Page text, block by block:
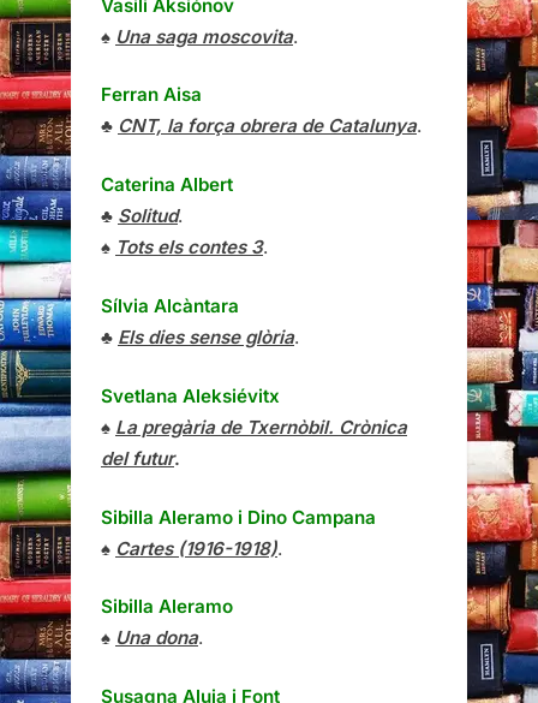
Vasili Aksiónov
♠ Una saga moscovita.
Ferran Aisa
♣ CNT, la força obrera de Catalunya.
Caterina Albert
♣ Solitud.
♠ Tots els contes 3.
Sílvia Alcàntara
♣ Els dies sense glòria.
Svetlana Aleksiévitx
♠ La pregària de Txernòbil. Crònica
del futur.
Sibilla Aleramo i Dino Campana
♠ Cartes (1916-1918).
Sibilla Aleramo
♠ Una dona.
Susagna Aluja i Font